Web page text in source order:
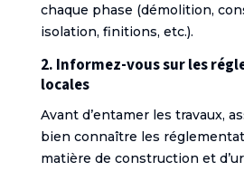
chaque phase (démolition,
isolation, finitions, etc.).
2. Informez-vous sur les
locales
Avant d’entamer les travaux,
bien connaître les
matière de construction et